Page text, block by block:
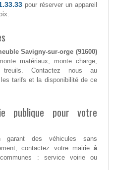
pour réserver un appareil
Savigny-sur-orge (91600)
matériaux, monte charge,
Contactez nous au
les tarifs et la disponibilité de ce
publique pour votre
garant des véhicules sans
contactez votre mairieà
: service voirie ou